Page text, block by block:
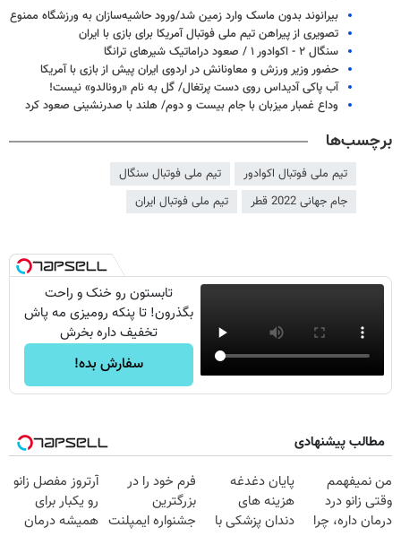
بیرانوند بدون ماسک وارد زمین شد/ورود حاشیه‌سازان به ورزشگاه ممنوع
تصویری از پیراهن تیم ملی فوتبال آمریکا برای بازی با ایران
سنگال ۲ - اکوادور ۱ / صعود دراماتیک شیرهای ترانگا
حضور وزیر ورزش و معاونانش در اردوی ایران پیش از بازی با آمریکا
آب پاکی آدیداس روی دست پرتغال/ گل به نام «رونالدو» نیست!
وداع غمبار میزبان با جام بیست و دوم/ هلند با صدرنشینی صعود کرد
برچسب‌ها
تیم ملی فوتبال اکوادور
تیم ملی فوتبال سنگال
جام جهانی 2022 قطر
تیم ملی فوتبال ایران
تابستون رو خنک و راحت
بگذرون! تا پنکه رومیزی مه پاش
تخفیف داره بخرش
سفارش بده!
مطالب پیشنهادی
من نمیفهمم
وقتی زانو درد
درمان داره، چرا
پایان دغدغه
هزینه های
دندان پزشکی با
فرم خود را در
بزرگترین
جشنواره ایمپلنت
آرتروز مفصل زانو
رو یکبار برای
همیشه درمان